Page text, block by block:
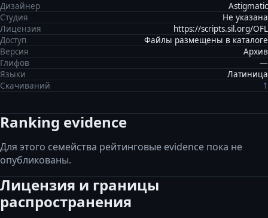
Дизайнер
Astigmatic
Студия
Не указана
Лицензия
https://scripts.sil.org/OFL
Доступ
Файлы размещены в каталоге
Версия
Архив
Глифов
—
Языки
Латиница
Скачиваний
1
Ranking evidence
Для этого семейства рейтинговые evidence пока не
опубликованы.
Лицензия и границы
распространения